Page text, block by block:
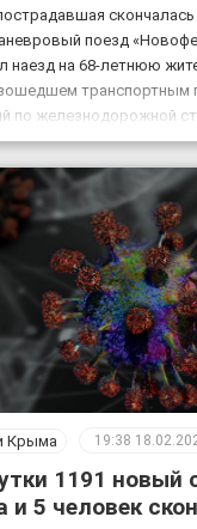
поезд
наезд на 68-летнюю
транспортным
по железнодорожной
переходила через
для этого месте, но на
[…]
Крыма 19:38
1191 новый
и 5 человек